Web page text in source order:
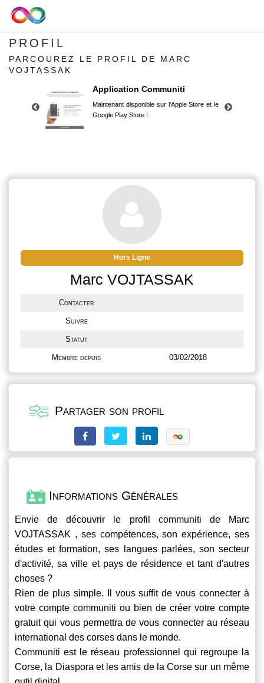
PROFIL
PARCOUREZ LE PROFIL DE MARC
VOJTASSAK
Application Communiti
Maintenant disponible sur l'Apple Store et le
Google Play Store !
Google Play Store !
Hors Ligne
Marc VOJTASSAK
Contacter
Suivre
Statut
Membre depuis 03/02/2018
Partager son profil
Informations Générales
Envie de découvrir le profil communiti de Marc
VOJTASSAK , ses compétences, son expérience, ses
études et formation, ses langues parlées, son secteur
d'activité, sa ville et pays de résidence et tant d'autres
choses ?
Rien de plus simple. Il vous suffit de vous connecter à
votre compte communiti ou bien de créer votre compte
gratuit qui vous permettra de vous connecter au réseau
international des corses dans le monde.
Communiti est le réseau professionnel qui regroupe la
Corse, la Diaspora et les amis de la Corse sur un même